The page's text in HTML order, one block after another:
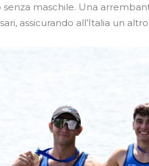
maschile. Una
assicurando all’Italia un